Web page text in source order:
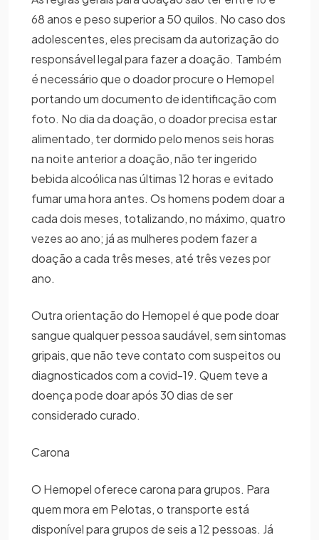
68 anos e peso superior a 50 quilos. No caso dos
adolescentes, eles precisam da autorização do
responsável legal para fazer a doação. Também
é necessário que o doador procure o Hemopel
portando um documento de identificação com
foto. No dia da doação, o doador precisa estar
alimentado, ter dormido pelo menos seis horas
na noite anterior a doação, não ter ingerido
bebida alcoólica nas últimas 12 horas e evitado
fumar uma hora antes. Os homens podem doar a
cada dois meses, totalizando, no máximo, quatro
vezes ao ano; já as mulheres podem fazer a
doação a cada três meses, até três vezes por
ano.
Outra orientação do Hemopel é que pode doar
sangue qualquer pessoa saudável, sem sintomas
gripais, que não teve contato com suspeitos ou
diagnosticados com a covid-19. Quem teve a
doença pode doar após 30 dias de ser
considerado curado.
Carona
O Hemopel oferece carona para grupos. Para
quem mora em Pelotas, o transporte está
disponível para grupos de seis a 12 pessoas. Já